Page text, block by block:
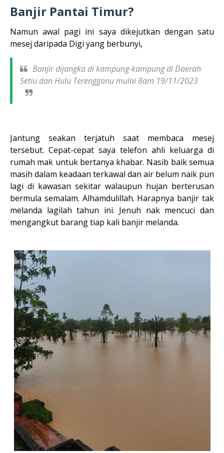
Banjir Pantai Timur?
Namun awal pagi ini saya dikejutkan dengan satu
mesej daripada Digi yang berbunyi,
Banjir dijangka di kampung-kampung di Daerah
Setiu dan Hulu Terengganu mulai 8am 19/11/2023
Jantung seakan terjatuh saat membaca mesej
tersebut. Cepat-cepat saya telefon ahli keluarga di
rumah mak untuk bertanya khabar. Nasib baik semua
masih dalam keadaan terkawal dan air belum naik pun
lagi di kawasan sekitar walaupun hujan berterusan
bermula semalam. Alhamdulillah. Harapnya banjir tak
melanda lagilah tahun ini. Jenuh nak mencuci dan
mengangkut barang tiap kali banjir melanda.